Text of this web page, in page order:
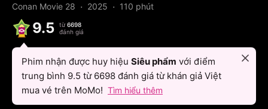
Conan Movie 28 · 2025 · 110 phút
9.5 từ 6698
đánh giá
Phim nhận được huy hiệu Siêu phẩm với điểm
trung bình 9.5 từ 6698 đánh giá từ khán giả Việt
mua vé trên MoMo! Tìm hiểu thêm